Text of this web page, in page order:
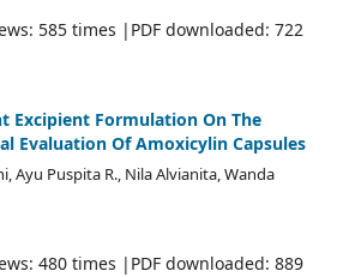
585 times |PDF downloaded: 722
Excipient Formulation On The
Evaluation Of Amoxicylin Capsules
Ayu Puspita R., Nila Alvianita, Wanda
480 times |PDF downloaded: 889